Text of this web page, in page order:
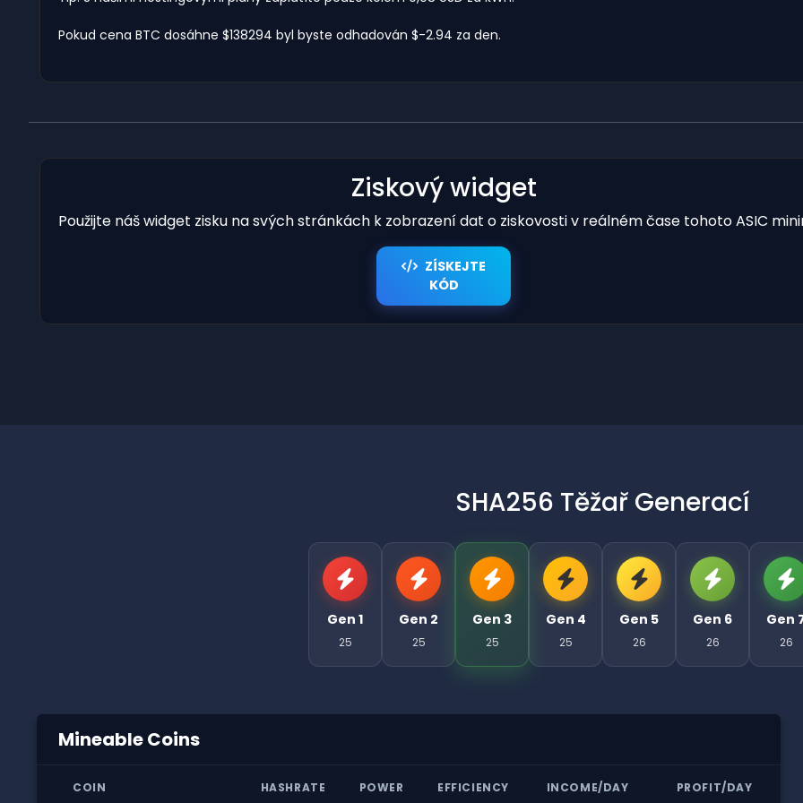
Pokud cena BTC dosáhne $138294 byl byste odhadován $-2.94 za den.
Ziskový widget
Použijte náš widget zisku na svých stránkách k zobrazení dat o ziskovosti v reálném čase tohoto ASIC
ZÍSKEJTE
KÓD
SHA256 Těžař Generací
Gen 1
25
Gen 2
25
Gen 3
25
Gen 4
25
Gen 5
26
Gen 6
26
Gen
26
Mineable Coins
COIN HASHRATE POWER EFFICIENCY INCOME/DAY PROFIT/DAY